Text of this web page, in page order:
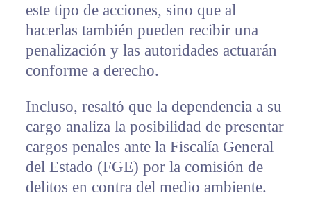
este tipo de acciones, sino que al
hacerlas también pueden recibir una
penalización y las autoridades actuarán
conforme a derecho.
Incluso, resaltó que la dependencia a su
cargo analiza la posibilidad de presentar
cargos penales ante la Fiscalía General
del Estado (FGE) por la comisión de
delitos en contra del medio ambiente.